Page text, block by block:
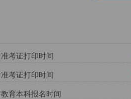
考证打印时间
考证打印时间
育本科报名时间